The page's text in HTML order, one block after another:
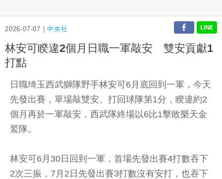
2026-07-07 |中央社
林安可睽違2個月日職一軍敲安 雙安貢獻1
打點
日職埼玉西武獅隊野手林安可6月底回到一軍，今天
先發出賽，單場敲雙安、打回球隊第1分，睽違約2
個月再於一軍敲安，西武隊終場以6比1擊敗樂天金
鷲隊。
林安可6月30日回到一軍，首場先發出賽4打數吞下
2次三振，7月2日先發出賽3打數沒有安打，也吞下